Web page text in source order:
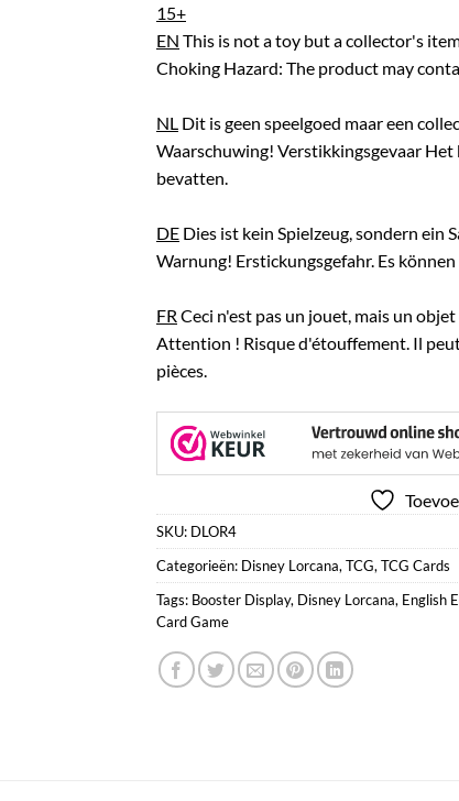
15+
EN This is not a toy but a collector's
Choking Hazard: The product may
NL Dit is geen speelgoed maar een
Waarschuwing! Verstikkingsgevaar
bevatten.
DE Dies ist kein Spielzeug, sondern ein
Warnung! Erstickungsgefahr. Es
FR Ceci n'est pas un jouet, mais un
Attention ! Risque d'étouffement. Il
pièces.
SKU: DLOR4
Categorieën: Disney Lorcana, TCG, TCG Cards
Tags: Booster Display, Disney Lorcana, English
Card Game